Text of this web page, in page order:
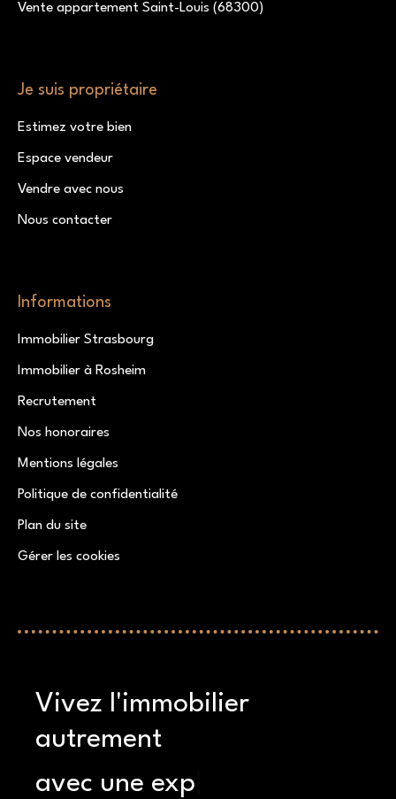
Vente appartement Saint-Louis (68300)
Je suis propriétaire
Estimez votre bien
Espace vendeur
Vendre avec nous
Nous contacter
Informations
Immobilier Strasbourg
Immobilier à Rosheim
Recrutement
Nos honoraires
Mentions légales
Politique de confidentialité
Plan du site
Gérer les cookies
Vivez l'immobilier
autrement
avec une expérience s